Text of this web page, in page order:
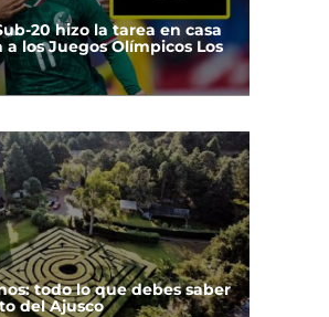
20 hizo la tarea en casa
los Juegos Olímpicos Los
todo lo que debes saber
del Ajusco